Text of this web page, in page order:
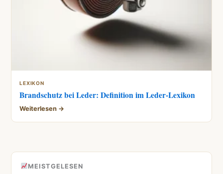
LEXIKON
Brandschutz bei Leder: Definition im Leder-Lexikon
Weiterlesen →
MEISTGELESEN